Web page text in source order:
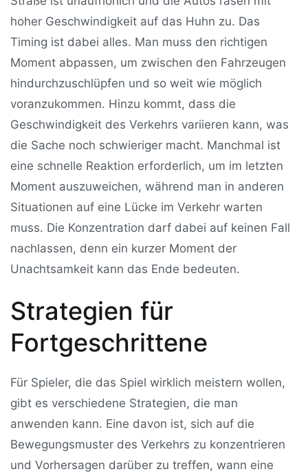
hoher Geschwindigkeit auf das Huhn zu. Das
Timing ist dabei alles. Man muss den richtigen
Moment abpassen, um zwischen den Fahrzeugen
hindurchzuschlüpfen und so weit wie möglich
voranzukommen. Hinzu kommt, dass die
Geschwindigkeit des Verkehrs variieren kann, was
die Sache noch schwieriger macht. Manchmal ist
eine schnelle Reaktion erforderlich, um im letzten
Moment auszuweichen, während man in anderen
Situationen auf eine Lücke im Verkehr warten
muss. Die Konzentration darf dabei auf keinen Fall
nachlassen, denn ein kurzer Moment der
Unachtsamkeit kann das Ende bedeuten.
Strategien für
Fortgeschrittene
Für Spieler, die das Spiel wirklich meistern wollen,
gibt es verschiedene Strategien, die man
anwenden kann. Eine davon ist, sich auf die
Bewegungsmuster des Verkehrs zu konzentrieren
und Vorhersagen darüber zu treffen, wann eine